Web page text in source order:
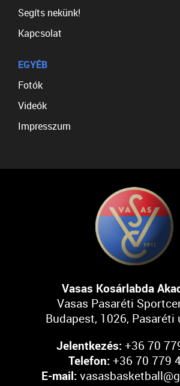
Segíts nekünk!
Kapcsolat
EGYÉB
Fotók
Videók
Impresszum
Vasas Kosárlabda
Vasas Pasaréti
Budapest, 1026, Pasaréti
Jelentkezés: +36 70
Telefon: +36 70 779
E-mail: